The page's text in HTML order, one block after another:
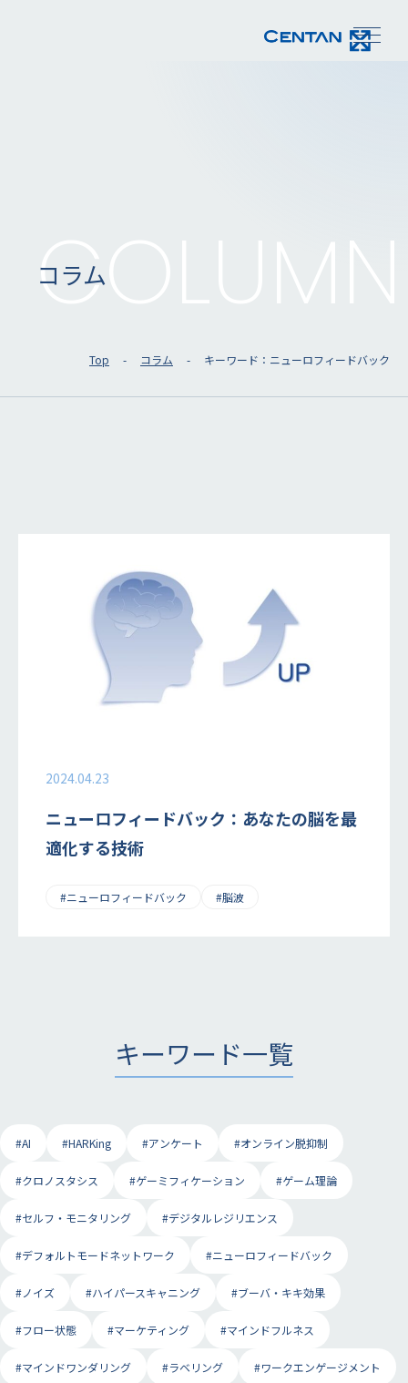
COLUMN
コラム
Top コラム キーワード：ニューロフィードバック
2024.04.23
ニューロフィードバック：あなたの脳を最
適化する技術
#ニューロフィードバック #脳波
キーワード一覧
#AI #HARKing #アンケート #オンライン脱抑制
#クロノスタシス #ゲーミフィケーション #ゲーム理論
#セルフ・モニタリング #デジタルレジリエンス
#デフォルトモードネットワーク #ニューロフィードバック
#ノイズ #ハイパースキャニング #ブーバ・キキ効果
#フロー状態 #マーケティング #マインドフルネス
#マインドワンダリング #ラベリング #ワークエンゲージメント